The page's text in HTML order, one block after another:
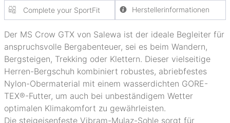
Complete your SportFit Herstellerinformationen
Der MS Crow GTX von Salewa ist der ideale Begleiter für
anspruchsvolle Bergabenteuer, sei es beim Wandern,
Bergsteigen, Trekking oder Klettern. Dieser vielseitige
Herren-Bergschuh kombiniert robustes, abriebfestes
Nylon-Obermaterial mit einem wasserdichten GORE-
TEX®-Futter, um auch bei unbeständigem Wetter
optimalen Klimakomfort zu gewährleisten.
Die steigeisenfeste Vibram-Mulaz-Sohle sorgt für